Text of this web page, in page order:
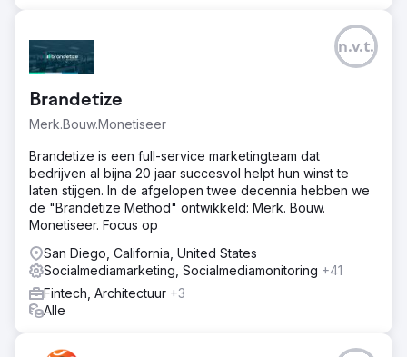
Brandetize
Merk.Bouw.Monetiseer
n.v.t.
Brandetize is een full-service marketingteam dat
bedrijven al bijna 20 jaar succesvol helpt hun winst te
laten stijgen. In de afgelopen twee decennia hebben we
de "Brandetize Method" ontwikkeld: Merk. Bouw.
Monetiseer. Focus op
San Diego, California, United States
Socialmediamarketing, Socialmediamonitoring +41
Fintech, Architectuur +3
Alle